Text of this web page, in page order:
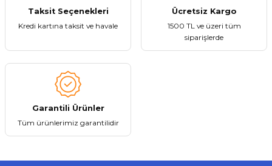
Taksit Seçenekleri
Kredi kartına taksit ve havale
Ücretsiz Kargo
1500 TL ve üzeri tüm
siparişlerde
Garantili Ürünler
Tüm ürünlerimiz garantilidir